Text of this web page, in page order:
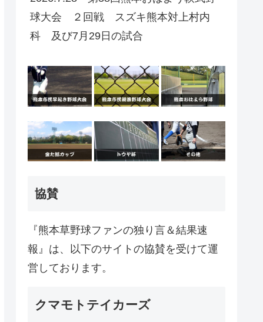
球大会 ２回戦 スズキ熊本対上村内
科 及び7月29日の試合
協賛
『熊本草野球ファンの独り言＆結果速
報』は、以下のサイトの協賛を受けて運
営しております。
クマモトテイカーズ